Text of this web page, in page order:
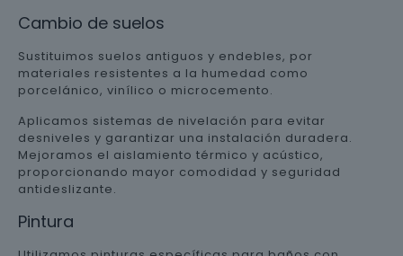
Cambio de suelos
Sustituimos suelos antiguos y endebles, por
materiales resistentes a la humedad como
porcelánico, vinílico o microcemento.
Aplicamos sistemas de nivelación para evitar
desniveles y garantizar una instalación duradera.
Mejoramos el aislamiento térmico y acústico,
proporcionando mayor comodidad y seguridad
antideslizante.
Pintura